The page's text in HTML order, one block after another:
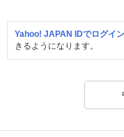
Yahoo! JAPAN IDでログイン
きるようになります。